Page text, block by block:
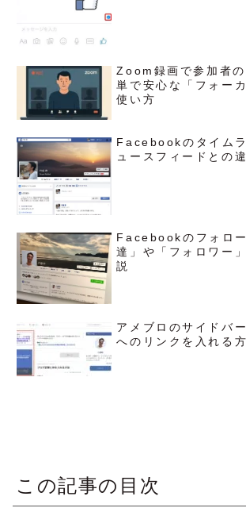
Zoom録画で参加者
単で安心な「フォー
使い方
Facebookのタイム
ュースフィードとの
Facebookのフォロ
達」や「フォロワー
説
アメブロのサイドバ
へのリンクを入れる
この記事の目次